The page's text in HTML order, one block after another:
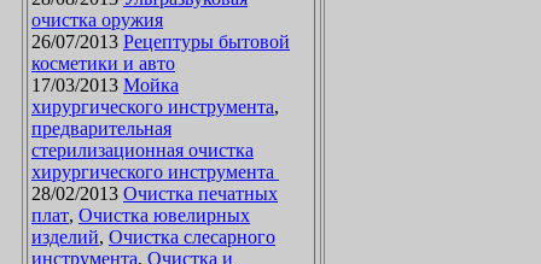
очистка оружия
26/07/2013 Рецептуры бытовой
косметики и авто
17/03/2013 Мойка
хирургического инструмента,
предварительная
стерилизационная очистка
хирургического инструмента
28/02/2013 Очистка печатных
плат, Очистка ювелирных
изделий, Очистка слесарного
инструмента, Очистка и